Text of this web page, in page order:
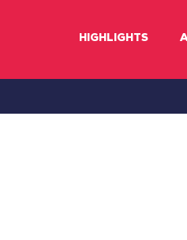
HIGHLIGHTS